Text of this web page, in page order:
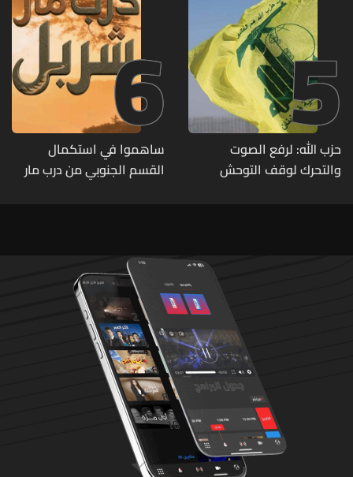
5
حزب الله: لرفع الصوت
والتحرك لوقف التوحش
6
ساهموا في استكمال
القسم الجنوبي من درب مار